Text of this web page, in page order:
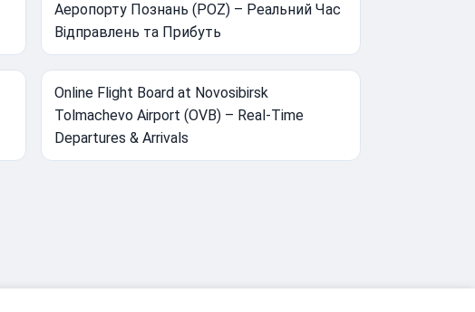
Аеропорту Познань (POZ) – Реальний Час
Відправлень та Прибуть
Online Flight Board at Novosibirsk
Tolmachevo Airport (OVB) – Real-Time
Departures & Arrivals